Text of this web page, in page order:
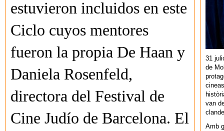
estuvieron incluidos en este
Ciclo cuyos mentores
fueron la propia De Haan y
Daniela Rosenfeld,
directora del Festival de
Cine Judío de Barcelona. El
31
de
van
Amb